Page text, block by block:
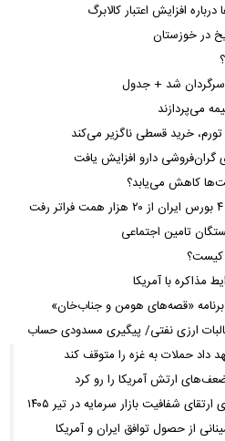
افزایش اعتبار کالابرگ
سرگردان شد + جدول
خرید قسطی ناگزیر می‌کند
گران‌فروشی دارو افزایش یافت
کاهش می‌یابد؟
تامین اجتماعی
کیست؟
مذاکره با آمریکا
برنامه «قصه‌های هومن و جناب‌خان»
داد حملات به غزه را متوقف کند
ارتش آمریکا را رو کرد
شفافیت بازار سرمایه در تیر ۱۴۰۵